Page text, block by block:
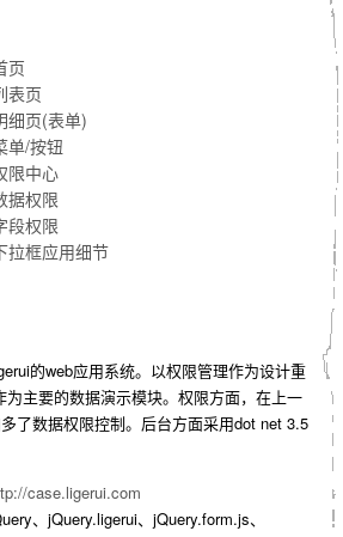
页
表页
细页(表单)
单/按钮
限中心
据权限
段权限
拉框应用细节
的web应用系统。以权限管理作为设计重
为主要的数据演示模块。权限方面，在上一
了数据权限控制。后台方面采用dot net 3.5
case.ligerui.com
、jQuery.ligerui、jQuery.form.js、